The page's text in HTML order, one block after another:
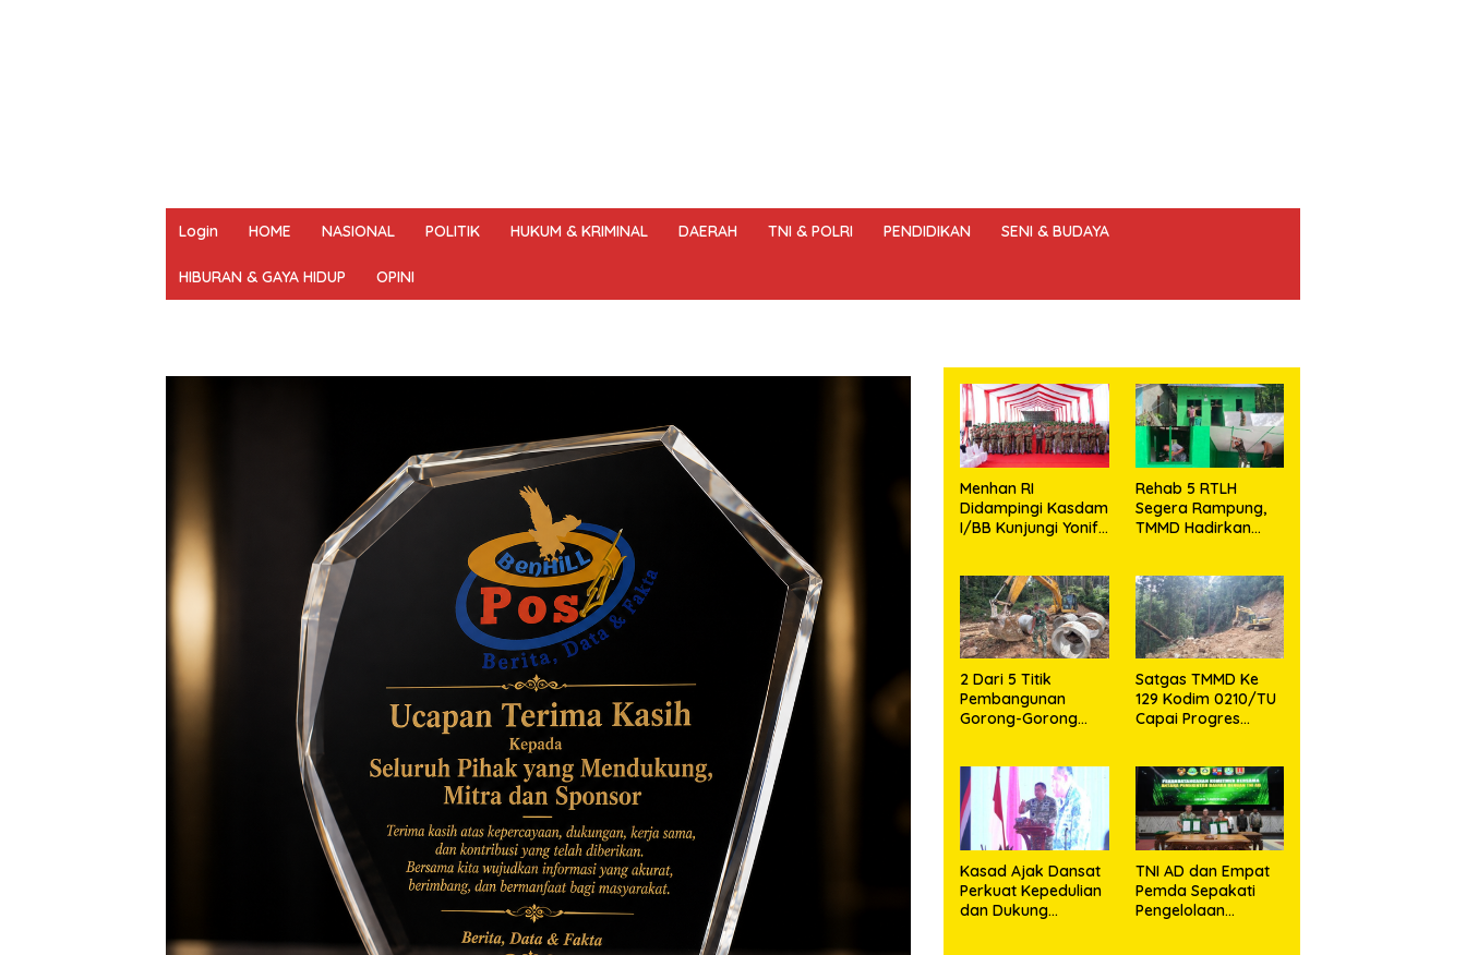
Login HOME NASIONAL POLITIK HUKUM & KRIMINAL DAERAH TNI & POLRI PENDIDIKAN SENI & BUDAYA
HIBURAN & GAYA HIDUP OPINI
Menhan RI
Didampingi Kasdam
I/BB Kunjungi Yonif
Motivasi Prajurit
Rehab 5 RTLH
Segera Rampung,
TMMD Hadirkan
Sijarango
2 Dari 5 Titik
Pembangunan
Gorong-Gorong
Capai 100 Persen
Satgas TMMD Ke
129 Kodim 0210/TU
Capai Progres
Kasad Ajak Dansat
Perkuat Kepedulian
dan Dukung
TNI AD dan Empat
Pemda Sepakati
Pengelolaan